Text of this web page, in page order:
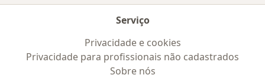
Serviço
Privacidade e cookies
Privacidade para profissionais não cadastrados
Sobre nós